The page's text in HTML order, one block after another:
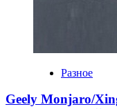
Разное
Geely Monjaro/